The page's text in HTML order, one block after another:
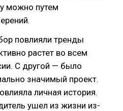
можно путем
повлияли тренды
растет во всем
С другой — было
значимый проект.
личная история.
ушел из жизни из-